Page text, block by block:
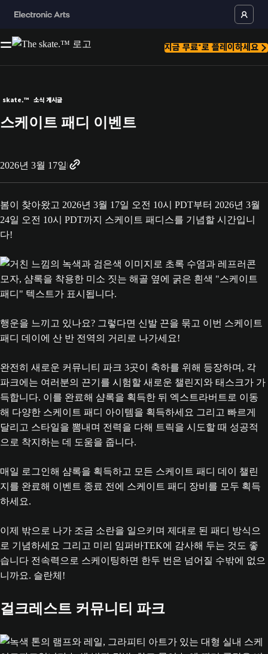
지금 무료*로 플레이하세요
skate.™ 소식 게시글
스케이트 패디 이벤트
2026년 3월 17일
봄이 찾아왔고 2026년 3월 17일 오전 10시 PDT부터 2026년 3월
24일 오전 10시 PDT까지 스케이트 패디스를 기념할 시간입니
다!
행운을 느끼고 있나요? 그렇다면 신발 끈을 묶고 이번 스케이트
패디 데이에 산 반 전역의 거리로 나가세요!
완전히 새로운 커뮤니티 파크 3곳이 축하를 위해 등장하며, 각
파크에는 여러분의 끈기를 시험할 새로운 챌린지와 태스크가 가
득합니다. 이를 완료해 샴록을 획득한 뒤 엑스트라버트로 이동
해 다양한 스케이트 패디 아이템을 획득하세요 그리고 빠르게
달리고 스타일을 뽐내며 전력을 다해 트릭을 시도할 때 성공적
으로 착지하는 데 도움을 줍니다.
매일 로그인해 샴록을 획득하고 모든 스케이트 패디 데이 챌린
지를 완료해 이벤트 종료 전에 스케이트 패디 장비를 모두 획득
하세요.
이제 밖으로 나가 조금 소란을 일으키며 제대로 된 패디 방식으
로 기념하세요 그리고 미리 임퍼바TEK에 감사해 두는 것도 좋
습니다 전속력으로 스케이팅하면 한두 번은 넘어질 수밖에 없으
니까요. 슬란체!
걸크레스트 커뮤니티 파크